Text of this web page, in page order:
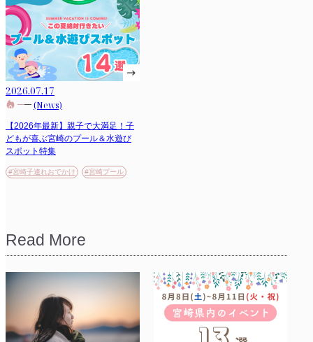
2026.07.17
(News)
【2026年最新】親子で大満足！子
どもが喜ぶ宮崎のプール＆水遊び
スポット特集
#宮崎子連れおでかけ #宮崎プール
Read More